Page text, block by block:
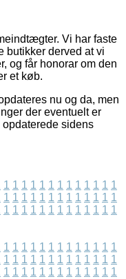
Vi har faste
butikker derved at vi
og får honorar om den
et køb.
nu og da, men
der eventuelt er
opdaterede sidens
1 1 1 1 1 1 1 1 1 1 1 1 1
1 1 1 1 1 1 1 1 1 1 1 1 1
1 1 1 1 1 1 1 1 1 1 1 1 1
1 1 1 1 1 1 1 1 1 1 1 1 1
1 1 1 1 1 1 1 1 1 1 1 1 1
1 1 1 1 1 1 1 1 1 1 1 1 1